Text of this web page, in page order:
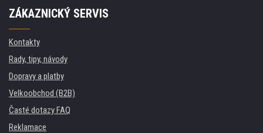
ZÁKAZNICKÝ SERVIS
Kontakty
Rady, tipy, návody
Dopravy a platby
Velkoobchod (B2B)
Časté dotazy FAQ
Reklamace